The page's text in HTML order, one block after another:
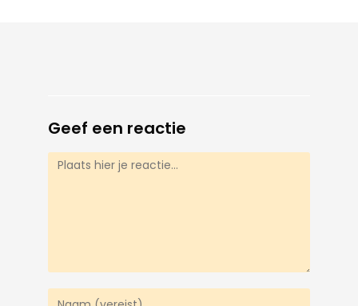
Geef een reactie